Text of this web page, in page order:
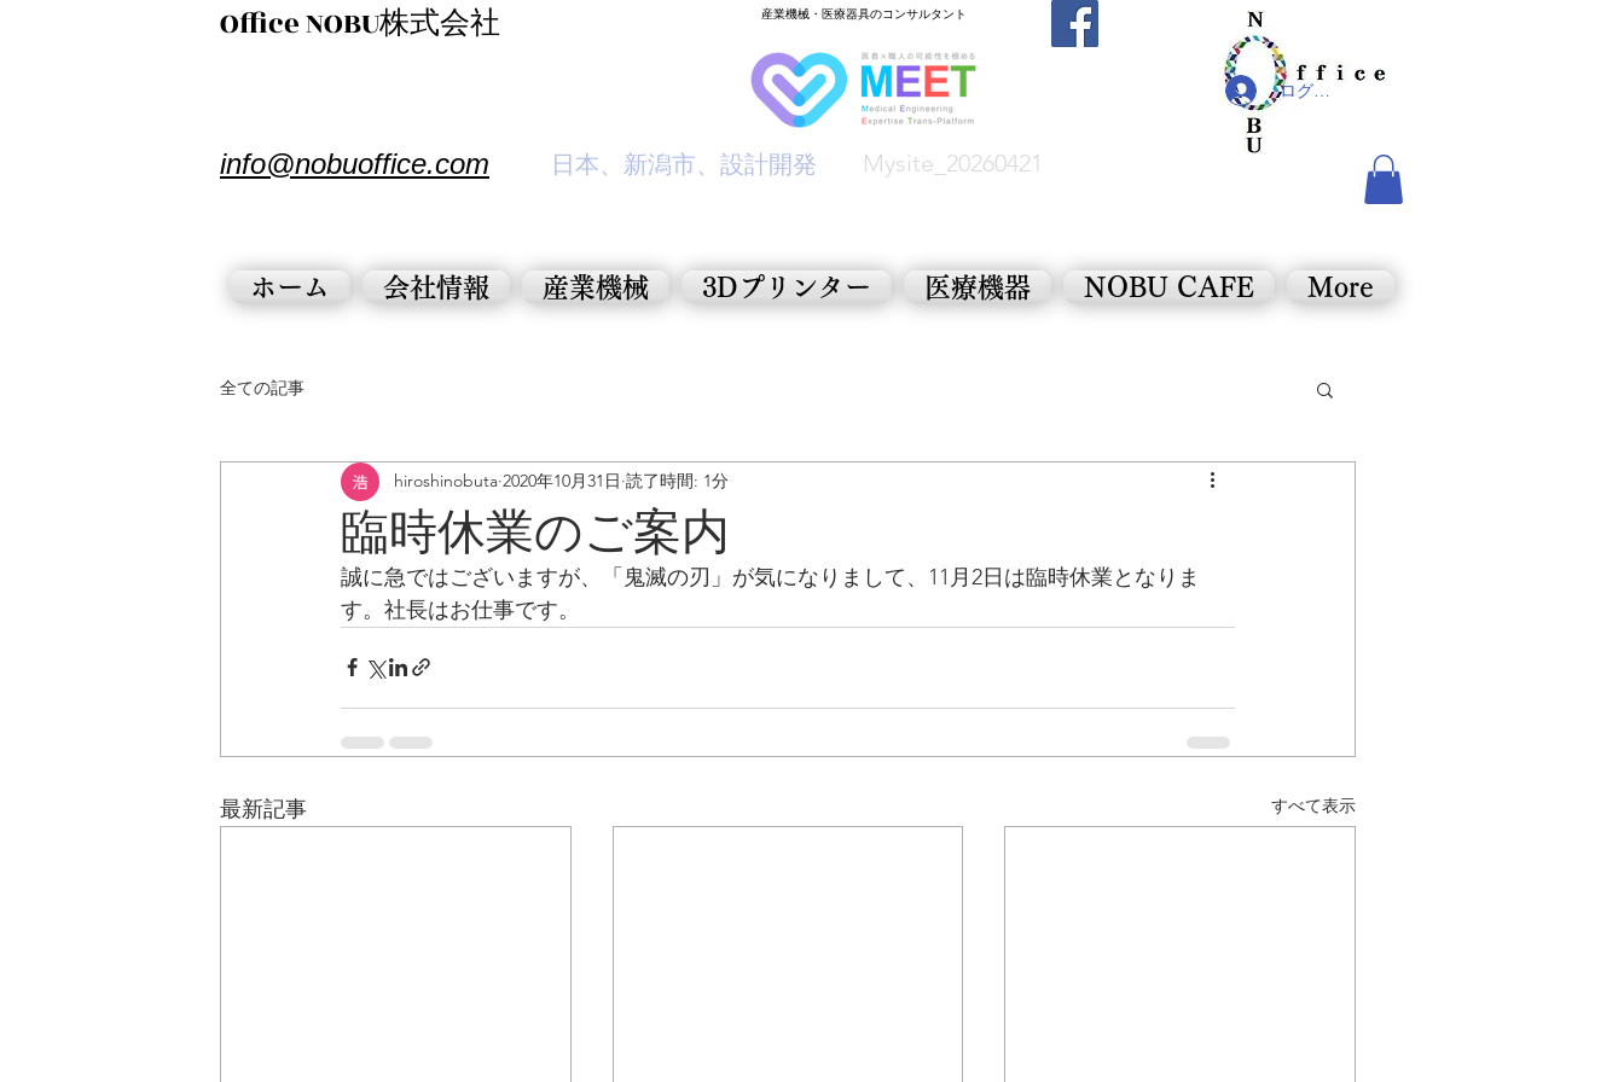
​Office NOBU株式会社
​info@nobuoffice.com ​日本、新潟市、設計開発
​産業機械・医療器具のコンサルタント
ログイン
Mysite_20260421
ホーム 会社情報 産業機械 3Dプリンター 医療機器 NOBU CAFE More
全ての記事
臨時休業のご案内
hiroshinobuta 2020年10月31日 読了時間: 1分
誠に急ではございますが、「鬼滅の刃」が気になりまして、11月2日は臨時休業となりま
す。社長はお仕事です。
最新記事 すべて表示